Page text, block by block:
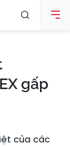
gấp
của các